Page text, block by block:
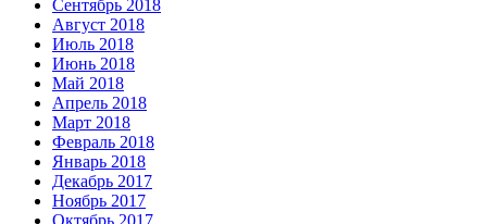
Сентябрь 2018
Август 2018
Июль 2018
Июнь 2018
Май 2018
Апрель 2018
Март 2018
Февраль 2018
Январь 2018
Декабрь 2017
Ноябрь 2017